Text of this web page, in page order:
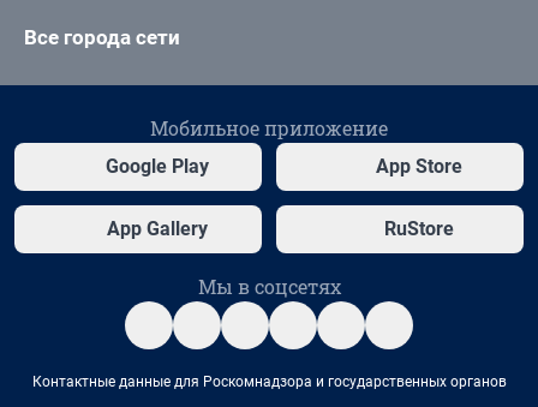
Все города сети
Мобильное приложение
Google Play App Store
App Gallery RuStore
Мы в соцсетях
Контактные данные для Роскомнадзора и государственных органов